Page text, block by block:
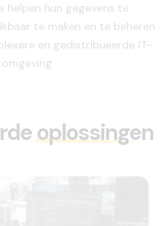
helpen hun gegevens te
te maken en te beheren
en gedistribueerde IT-
omgeving.
oplossingen